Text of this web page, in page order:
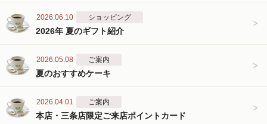
2026.06.10 ショッピング
2026年 夏のギフト紹介
2026.05.08 ご案内
夏のおすすめケーキ
2026.04.01 ご案内
本店・三条店限定ご来店ポイントカード